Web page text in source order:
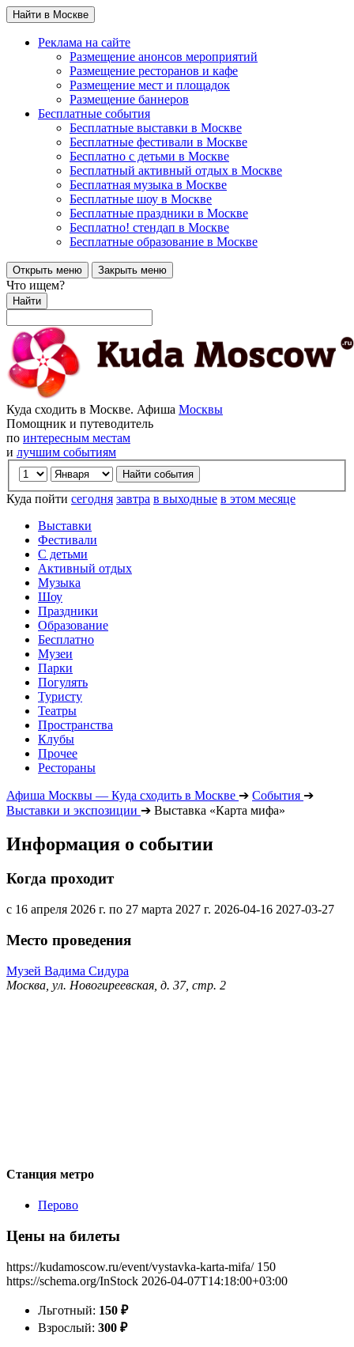
Найти в Москве
Реклама на сайте
Размещение анонсов мероприятий
Размещение ресторанов и кафе
Размещение мест и площадок
Размещение баннеров
Бесплатные события
Бесплатные выставки в Москве
Бесплатные фестивали в Москве
Бесплатно с детьми в Москве
Бесплатный активный отдых в Москве
Бесплатная музыка в Москве
Бесплатные шоу в Москве
Бесплатные праздники в Москве
Бесплатно! стендап в Москве
Бесплатные образование в Москве
Открыть меню Закрыть меню
Что ищем?
Найти
Куда сходить в Москве. Афиша Москвы
Помощник и путеводитель
по интересным местам
и лучшим событиям
Куда пойти сегодня завтра в выходные в этом месяце
Выставки
Фестивали
С детьми
Активный отдых
Музыка
Шоу
Праздники
Образование
Бесплатно
Музеи
Парки
Погулять
Туристу
Театры
Пространства
Клубы
Прочее
Рестораны
Афиша Москвы — Куда сходить в Москве ➔ События ➔
Выставки и экспозиции ➔ Выставка «Карта мифа»
Информация о событии
Когда проходит
с 16 апреля 2026 г. по 27 марта 2027 г. 2026-04-16 2027-03-27
Место проведения
Музей Вадима Сидура
Москва, ул. Новогиреевская, д. 37, стр. 2
Станция метро
Перово
Цены на билеты
https://kudamoscow.ru/event/vystavka-karta-mifa/ 150
https://schema.org/InStock 2026-04-07T14:18:00+03:00
Льготный: 150 ₽
Взрослый: 300 ₽